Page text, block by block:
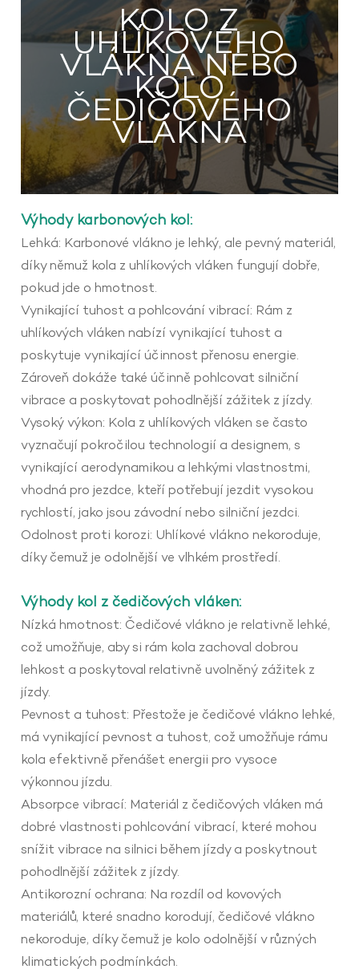
KOLO Z
UHLÍKOVÉHO
VLÁKNA NEBO
KOLO
ČEDIČOVÉHO
VLÁKNA
Výhody karbonových kol:
Lehká: Karbonové vlákno je lehký, ale pevný materiál,
díky němuž kola z uhlíkových vláken fungují dobře,
pokud jde o hmotnost.
Vynikající tuhost a pohlcování vibrací: Rám z
uhlíkových vláken nabízí vynikající tuhost a
poskytuje vynikající účinnost přenosu energie.
Zároveň dokáže také účinně pohlcovat silniční
vibrace a poskytovat pohodlnější zážitek z jízdy.
Vysoký výkon: Kola z uhlíkových vláken se často
vyznačují pokročilou technologií a designem, s
vynikající aerodynamikou a lehkými vlastnostmi,
vhodná pro jezdce, kteří potřebují jezdit vysokou
rychlostí, jako jsou závodní nebo silniční jezdci.
Odolnost proti korozi: Uhlíkové vlákno nekoroduje,
díky čemuž je odolnější ve vlhkém prostředí.
Výhody kol z čedičových vláken:
Nízká hmotnost: Čedičové vlákno je relativně lehké,
což umožňuje, aby si rám kola zachoval dobrou
lehkost a poskytoval relativně uvolněný zážitek z
jízdy.
Pevnost a tuhost: Přestože je čedičové vlákno lehké,
má vynikající pevnost a tuhost, což umožňuje rámu
kola efektivně přenášet energii pro vysoce
výkonnou jízdu.
Absorpce vibrací: Materiál z čedičových vláken má
dobré vlastnosti pohlcování vibrací, které mohou
snížit vibrace na silnici během jízdy a poskytnout
pohodlnější zážitek z jízdy.
Antikorozní ochrana: Na rozdíl od kovových
materiálů, které snadno korodují, čedičové vlákno
nekoroduje, díky čemuž je kolo odolnější v různých
klimatických podmínkách.